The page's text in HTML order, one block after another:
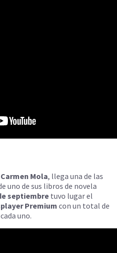
Carmen Mola, llega una de las
uno de sus libros de novela
septiembre tuvo lugar el
Premium con un total de
uno.